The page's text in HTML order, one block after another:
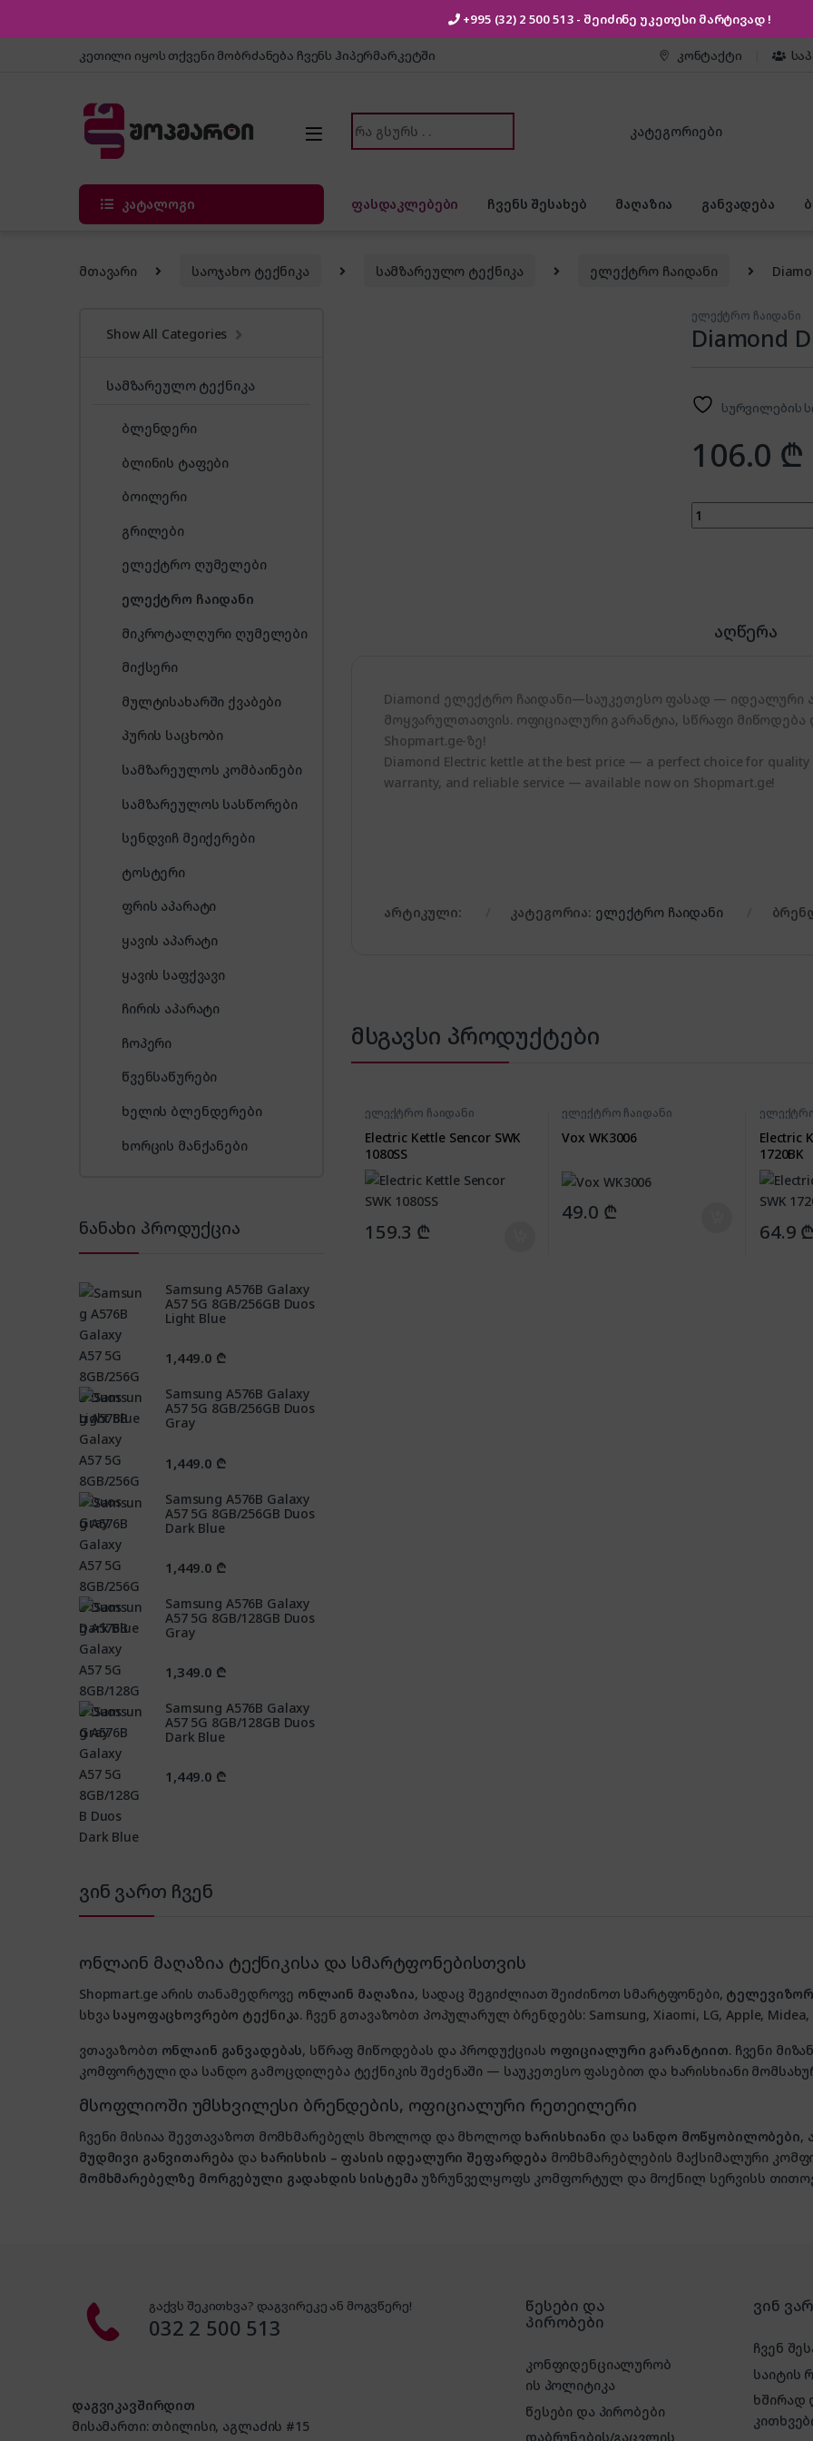
+995 (32) 2 500 513 - შეიძინე უკეთესი მარტივად !
კეთილი იყოს თქვენი მობრძანება ჩვენს ჰიპერმარკეტში კონტაქტი
Search for:
კატალოგი ფასდაკლებები ჩვენს შესახებ მაღაზია განვადება
მთავარი საოჯახო ტექნიკა სამზარეულო ტექნიკა ელექტრო ჩაიდანი
ელექტრო ჩაიდანი
Diamond
სურვილების
106.0 ₾
Diamond DM-
აღწერა
Diamond ელექტრო ჩაიდანი—საუკეთესო ფასად — იდეალური
მოყვარულთათვის. ოფიციალური გარანტია, სწრაფი
Shopmart.ge-ზე!
Diamond Electric kettle at the best price — a perfect choice for
warranty, and reliable service — available now on Shopmart.ge!
არტიკული: კატეგორია: ელექტრო ჩაიდანი
მსგავსი პროდუქტები
ელექტრო ჩაიდანი
Electric Kettle Sencor SWK
1080SS
159.3 ₾
ელექტრო ჩაიდანი
Vox WK3006
49.0 ₾
Electric
1720BK
64.9
Show All Categories
სამზარეულო ტექნიკა
ბლენდერი
ბლინის ტაფები
ბოილერი
გრილები
ელექტრო ღუმელები
ელექტრო ჩაიდანი
მიკროტალღური ღუმელები
მიქსერი
მულტისახარში ქვაბები
პურის საცხობი
სამზარეულოს კომბაინები
სამზარეულოს სასწორები
სენდვიჩ მეიქერები
ტოსტერი
ფრის აპარატი
ყავის აპარატი
ყავის საფქვავი
ჩირის აპარატი
ჩოპერი
წვენსაწურები
ხელის ბლენდერები
ხორცის მანქანები
ნანახი პროდუქცია
Samsung A576B Galaxy
A57 5G 8GB/256GB Duos
Light Blue
1,449.0 ₾
Samsung A576B Galaxy
A57 5G 8GB/256GB Duos
Gray
1,449.0 ₾
Samsung A576B Galaxy
A57 5G 8GB/256GB Duos
Dark Blue
1,449.0 ₾
Samsung A576B Galaxy
A57 5G 8GB/128GB Duos
Gray
1,349.0 ₾
Samsung A576B Galaxy
A57 5G 8GB/128GB Duos
Dark Blue
1,449.0 ₾
ვინ ვართ ჩვენ
ონლაინ მაღაზია ტექნიკისა და სმარტფონებისთვის
Shopmart.ge არის თანამედროვე ონლაინ მაღაზია, სადაც შეგიძლიათ შეიძინოთ სმარტფონები,
სხვა საყოფაცხოვრებო ტექნიკა. ჩვენ გთავაზობთ პოპულარულ ბრენდებს: Samsung, Xiaomi, LG, Apple, Midea,
ვთავაზობთ ონლაინ განვადებას, სწრაფ მიწოდებას და პროდუქციას ოფიციალური გარანტიით. ჩვენი
კომფორტული და სანდო გამოცდილება ტექნიკის შეძენაში — საუკეთესო ფასებით და ხარისხიანი
მსოფლიოში უმსხვილესი ბრენდების, ოფიციალური რეთეილერი
ჩვენი მისიაა შევთავაზოთ მომხმარებელს მხოლოდ და მხოლოდ ხარისხიანი და სანდო მოწყობილობები,
მუდმივი განვითარება და ხარისხის – ფასის იდეალური შეფარდება მომხმარებლების მაქსიმალური
მომხმარებელზე მორგებული გადახდის სისტემა უზრუნველყოფს კომფორტულ და მოქნილ სერვისს
გაქვს შეკითხვა? დაგვირეკე ან მოგვწერე!
032 2 500 513
დაგვიკავშირდით
მისამართი: თბილისი, აგლაძის #15
წესები და
პირობები
კონფიდენციალურობ
ის პოლიტიკა
წესები და პირობები
დაბრუნების/გაცვლის
ვინ
ჩვენ
საიტის
ხშირად